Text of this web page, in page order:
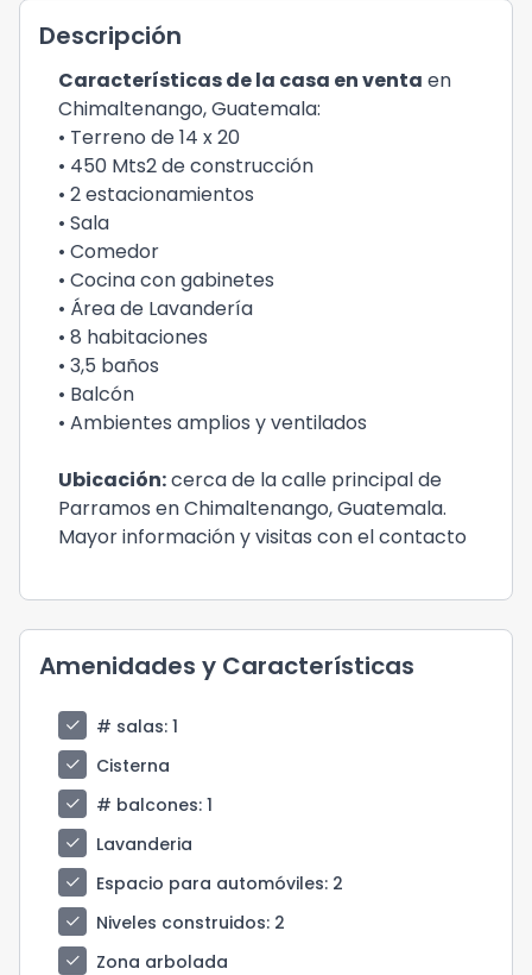
Descripción
Características de la casa en venta en
Chimaltenango, Guatemala:
• Terreno de 14 x 20
• 450 Mts2 de construcción
• 2 estacionamientos
• Sala
• Comedor
• Cocina con gabinetes
• Área de Lavandería
• 8 habitaciones
• 3,5 baños
• Balcón
• Ambientes amplios y ventilados
Ubicación:cerca de la calle principal de
Parramos en Chimaltenango, Guatemala.
Mayor información y visitas con el contacto
Amenidades y Características
check # salas: 1
check
Cisterna
check
# balcones: 1
check
Lavanderia
check
Espacio para automóviles: 2
check
Niveles construidos: 2
check
Zona arbolada